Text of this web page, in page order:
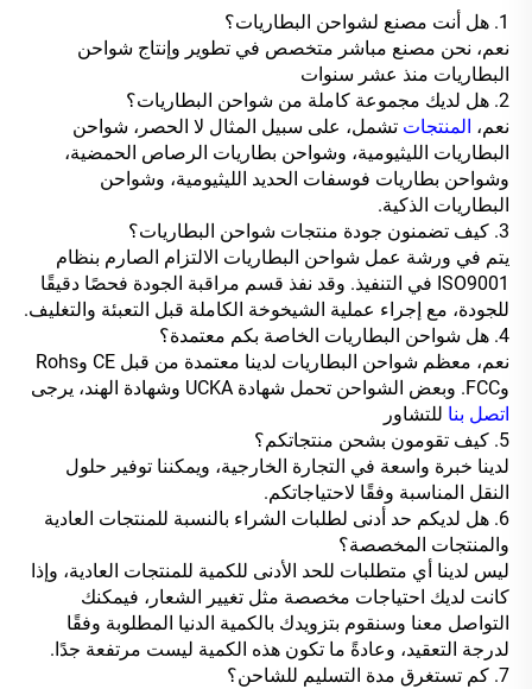
1. هل أنت مصنع لشواحن البطاريات؟
نعم، نحن مصنع مباشر متخصص في تطوير وإنتاج شواحن
البطاريات منذ عشر سنوات
2. هل لديك مجموعة كاملة من شواحن البطاريات؟
نعم، المنتجات تشمل، على سبيل المثال لا الحصر، شواحن
البطاريات الليثيومية، وشواحن بطاريات الرصاص الحمضية،
وشواحن بطاريات فوسفات الحديد الليثيومية، وشواحن
البطاريات الذكية.
3. كيف تضمنون جودة منتجات شواحن البطاريات؟
يتم في ورشة عمل شواحن البطاريات الالتزام الصارم بنظام
ISO9001 في التنفيذ. وقد نفذ قسم مراقبة الجودة فحصًا دقيقًا
للجودة، مع إجراء عملية الشيخوخة الكاملة قبل التعبئة والتغليف.
4. هل شواحن البطاريات الخاصة بكم معتمدة؟
نعم، معظم شواحن البطاريات لدينا معتمدة من قبل CE وRohs
وFCC. وبعض الشواحن تحمل شهادة UCKA وشهادة الهند، يرجى
اتصل بنا للتشاور
5. كيف تقومون بشحن منتجاتكم؟
لدينا خبرة واسعة في التجارة الخارجية، ويمكننا توفير حلول
النقل المناسبة وفقًا لاحتياجاتكم.
6. هل لديكم حد أدنى لطلبات الشراء بالنسبة للمنتجات العادية
والمنتجات المخصصة؟
ليس لدينا أي متطلبات للحد الأدنى للكمية للمنتجات العادية، وإذا
كانت لديك احتياجات مخصصة مثل تغيير الشعار، فيمكنك
التواصل معنا وسنقوم بتزويدك بالكمية الدنيا المطلوبة وفقًا
لدرجة التعقيد، وعادةً ما تكون هذه الكمية ليست مرتفعة جدًا.
7. كم تستغرق مدة التسليم للشاحن؟